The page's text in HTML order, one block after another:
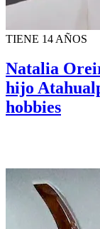
TIENE 14 AÑOS
Natalia
hijo
hobbies